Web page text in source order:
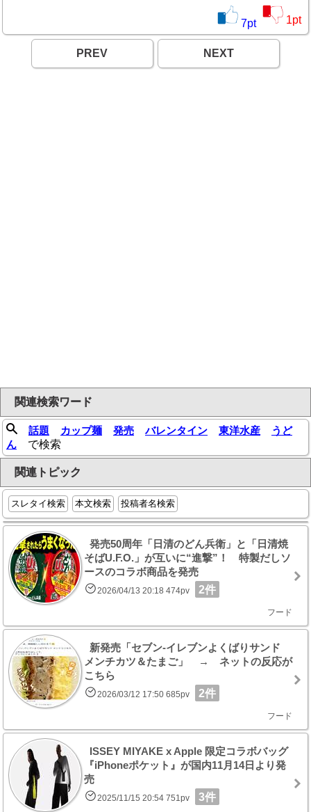
7pt 1pt
PREV NEXT
関連検索ワード
話題 カップ麺 発売 バレンタイン 東洋水産
うど
ん で検索
関連トピック
スレタイ検索 本文検索 投稿者名検索
発売50周年「日清のどん兵衛」と「日清焼
そばU.F.O.」が互いに“進撃”！ 特製だしソ
ースのコラボ商品を発売
2026/04/13 20:18 474pv 2件
フード
新発売「セブン‐イレブンよくばりサンド
メンチカツ＆たまご」 → ネットの反応が
こちら
2026/03/12 17:50 685pv 2件
フード
ISSEY MIYAKE x Apple 限定コラボバッグ
『iPhoneポケット』が国内11月14日より発
売
2025/11/15 20:54 751pv 3件